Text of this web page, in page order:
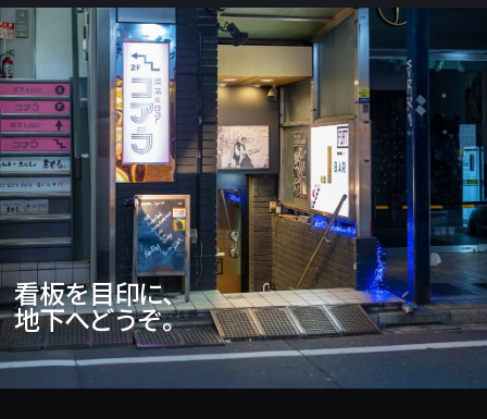
看板を目印に、
地下へどうぞ。